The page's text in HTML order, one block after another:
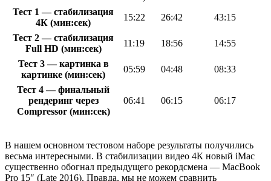
Тест 1 — стабилизация
4К (мин:сек)
15:22 26:42
43:15
Тест 2 — стабилизация
Full HD (мин:сек)
11:19 18:56
14:55
Тест 3 — картинка в
картинке (мин:сек)
05:59 04:48
08:33
Тест 4 — финальный
рендеринг через
Compressor (мин:сек)
06:41 06:15 06:17
В нашем основном тестовом наборе результаты получились
весьма интересными. В стабилизации видео 4К новый iMac
существенно обогнал предыдущего рекордсмена — MacBook
Pro 15″ (Late 2016). Правда, мы не можем сравнить